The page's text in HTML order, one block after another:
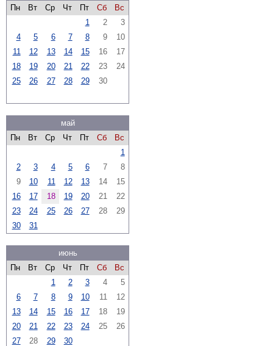
Пн
Вт Ср Чт Пт Сб
Вс
1
2
3
4
5 6 7 8 9
10
11
12 13 14 15 16
17
18
19 20 21 22 23
24
25
26 27 28 29 30
май
Пн
Вт Ср Чт Пт Сб
Вс
1
2
3 4 5 6 7
8
9
10 11 12 13 14
15
16
17 18 19 20 21
22
23
24 25 26 27 28
29
30
31
июнь
Пн
Вт Ср Чт Пт Сб
Вс
1
2 3 4
5
6
7 8 9 10 11
12
13
14 15 16 17 18
19
20
21 22 23 24 25
26
27
28 29 30